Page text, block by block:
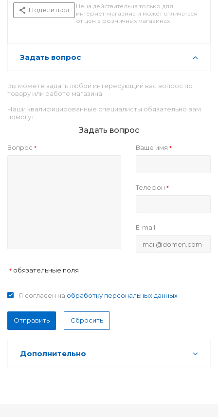
Поделиться
Цена действительна только для
интернет-магазина и может отличаться
от цен в розничных магазинах
Задать вопрос
Вы можете задать любой интересующий вас вопрос по
товару или работе магазина.
Наши квалифицированные специалисты обязательно вам
помогут.
Задать вопрос
Вопрос * Ваше имя*
Телефон*
E-mail
* обязательные поля
Я согласен на обработку персональных данных
Отправить Сбросить
Дополнительно